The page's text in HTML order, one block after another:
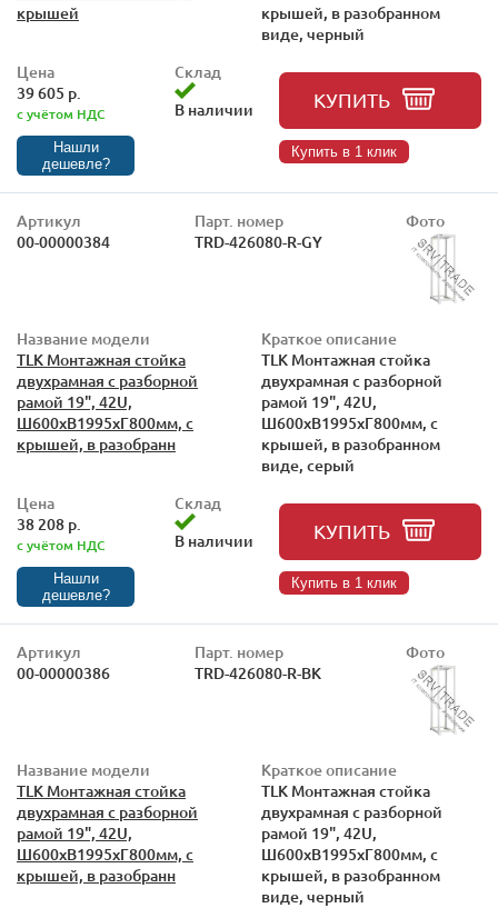
крышей
крышей, в разобранном
виде, черный
Цена
39 605 р.
с учётом НДС
Нашли
дешевле?
Склад
В наличии
КУПИТЬ
Купить в 1 клик
Артикул
00-00000384
Парт. номер
TRD-426080-R-GY
Фото
Название модели
TLK Монтажная стойка
двухрамная с разборной
рамой 19", 42U,
Ш600xВ1995xГ800мм, с
крышей, в разобранн
Краткое описание
TLK Монтажная стойка
двухрамная с разборной
рамой 19", 42U,
Ш600xВ1995xГ800мм, с
крышей, в разобранном
виде, серый
Цена
38 208 р.
с учётом НДС
Нашли
дешевле?
Склад
В наличии
КУПИТЬ
Купить в 1 клик
Артикул
00-00000386
Парт. номер
TRD-426080-R-BK
Фото
Название модели
TLK Монтажная стойка
двухрамная с разборной
рамой 19", 42U,
Ш600xВ1995xГ800мм, с
крышей, в разобранн
Краткое описание
TLK Монтажная стойка
двухрамная с разборной
рамой 19", 42U,
Ш600xВ1995xГ800мм, с
крышей, в разобранном
виде, черный